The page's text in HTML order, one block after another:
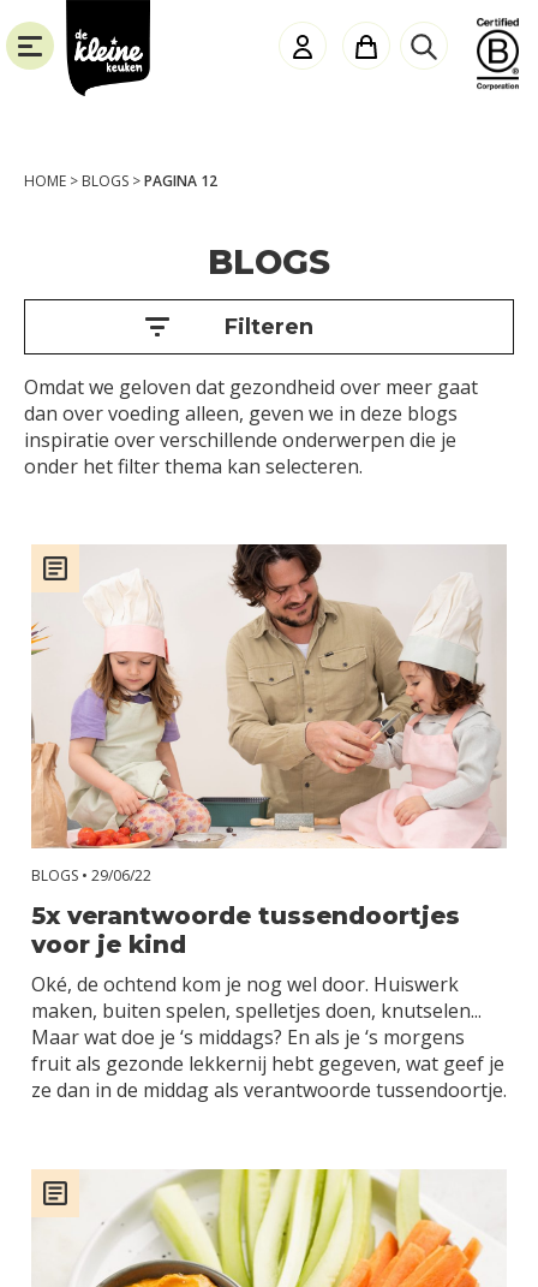
naar
de
hoofdnavigatie
naar
de
naar
de
voettekst
de
Kleine
Keuken
met
voedzame
producten.
HOME > BLOGS >PAGINA 12
BLOGS
Filteren
Recepten
Verzorging
Voeding
Baby (0 – 1
jaar)
Dreumes (1 – 2
Kind (6+ jaar)
Kleuter (4 – 6
jaar)
Peuter (2 – 4
jaar)
Zwangerschap
Omdat we geloven dat gezondheid over meer gaat
dan over voeding alleen, geven we in deze blogs
inspiratie over verschillende onderwerpen die je
onder het filter thema kan selecteren.
BLOGS • 29/06/22
5x verantwoorde tussendoortjes
voor je kind
Oké, de ochtend kom je nog wel door. Huiswerk
maken, buiten spelen, spelletjes doen, knutselen...⁠
Maar wat doe je ‘s middags?⁠ En als je ‘s morgens
fruit als gezonde lekkernij hebt gegeven, wat geef je
ze dan in de middag als verantwoorde tussendoortje.